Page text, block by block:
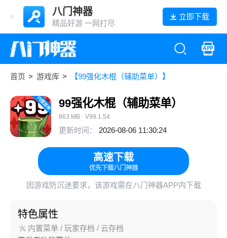
八门神器
精品好游 一网打尽
立即下载
首页 > 游戏库 > 【99强化木棍（辅助菜单）】
99强化木棍（辅助菜单）
863 MB V99.1.54
更新时间： 2026-08-06 11:30:24
高速下载
优先下载八门神器
因游戏防沉迷要求，该游戏需在八门神器APP内下载
特色属性
内置菜单 / 玩家存档 / 云存档